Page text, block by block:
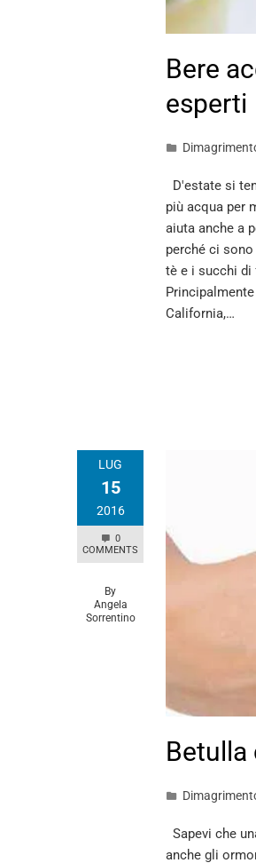
Bere
esperti
D'estate si
più acqua per
aiuta anche a
perché ci
tè e i succhi di
California,…
LUG
15
2016
0
COMMENTS
By
Angela
Sorrentino
Betulla
Sapevi che
anche gli